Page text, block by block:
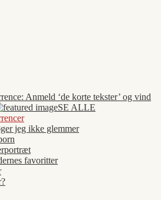
Anmeld ‘de korte tekster’ og vind
SE ALLE
jeg ikke glemmer
favoritter